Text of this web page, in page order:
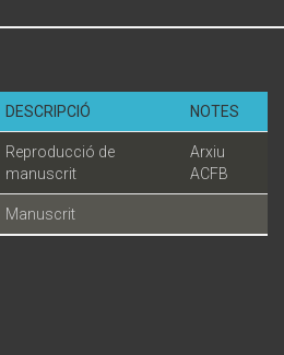
DESCRIPCIÓ NOTES
Reproducció de
manuscrit
Arxiu
ACFB
Manuscrit